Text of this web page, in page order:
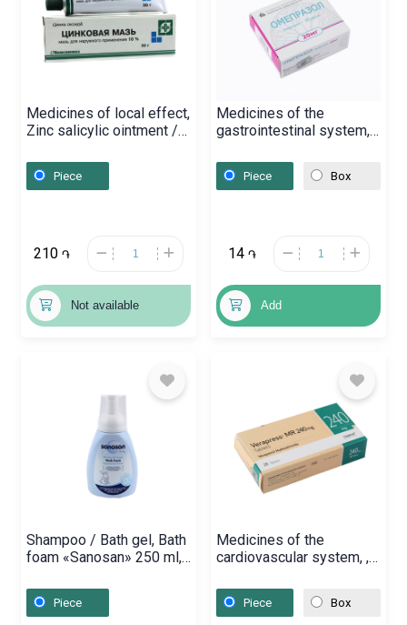
Medicines of local effect,
Zinc salicylic ointment /
Piece
210 ֏
Not available
Medicines of the
gastrointestinal system,
20mg, Բելառուս
Piece Box
14 ֏
Add
Shampoo / Bath gel, Bath
foam «Sanosan» 250 ml,
Piece
Medicines of the
cardiovascular system, ,
Piece Box